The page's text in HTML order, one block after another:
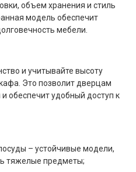
объем хранения и стиль
модель обеспечит
мебели.
и учитывайте высоту
Это позволит дверцам
обеспечит удобный доступ к
– устойчивые модели,
тяжелые предметы;